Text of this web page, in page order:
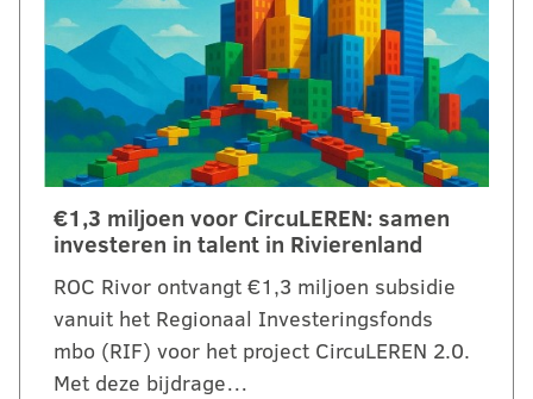
€1,3 miljoen voor CircuLEREN: samen
investeren in talent in Rivierenland
ROC Rivor ontvangt €1,3 miljoen subsidie
vanuit het Regionaal Investeringsfonds
mbo (RIF) voor het project CircuLEREN 2.0.
Met deze bijdrage…